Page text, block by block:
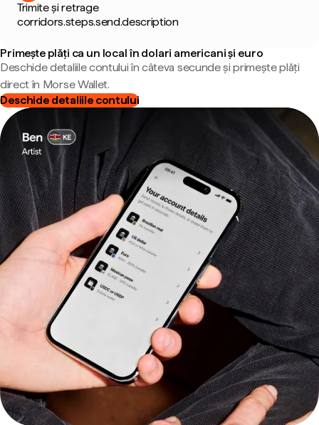
Trimite și retrage
corridors.steps.send.description
Primește plăți ca un local în dolari americani și euro
Deschide detaliile contului în câteva secunde și primește plăți
direct în Morse Wallet.
Deschide detaliile contului